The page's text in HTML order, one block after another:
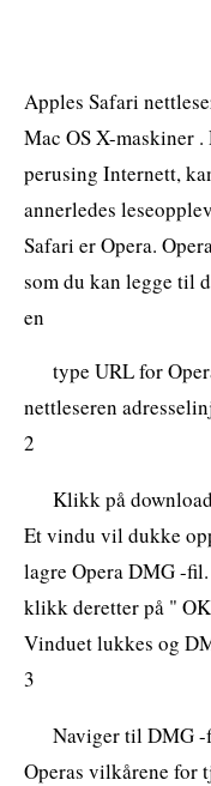
Apples Safari
Mac OS X-maskiner
perusing Internett,
annerledes
Safari er Opera.
som du kan legge til
en
type URL for
nettleseren
2
Klikk på
Et vindu vil dukke
lagre Opera DMG -
klikk deretter på "
Vinduet lukkes og
3
Naviger til DMG
Operas vilkårene for